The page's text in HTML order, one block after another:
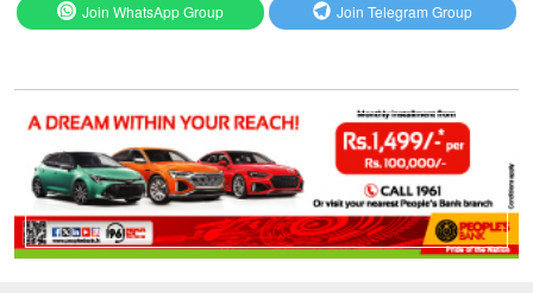
Join WhatsApp Group Join Telegram Group